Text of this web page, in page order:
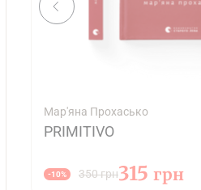
Мар'яна Прохасько
PRIMITIVO
350 грн
-10% 315 грн